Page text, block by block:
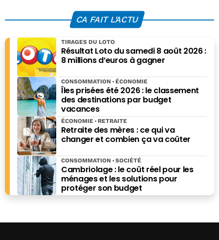
financer le
paiement sans
CA FAIT L'ACTU
Résultat Loto du samedi 8 août 2026 :
8 millions d’euros à gagner
TIRAGES DU LOTO
Îles prisées été 2026 : le classement
des destinations par budget
vacances
CONSOMMATION ÉCONOMIE
Retraite des mères : ce qui va
changer et combien ça va coûter
ÉCONOMIE RETRAITE
Cambriolage : le coût réel pour les
ménages et les solutions pour
protéger son budget
CONSOMMATION SOCIÉTÉ